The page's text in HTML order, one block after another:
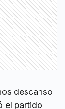
descanso
el partido